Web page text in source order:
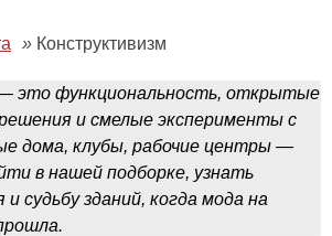
» Конструктивизм
это функциональность, открытые
и смелые эксперименты с
дома, клубы, рабочие центры —
в нашей подборке, узнать
судьбу зданий, когда мода на